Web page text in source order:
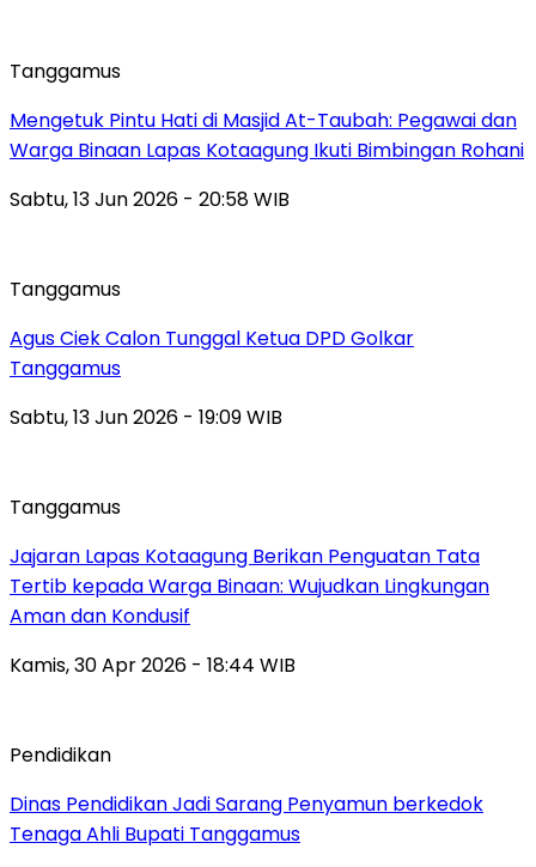
Tanggamus
Mengetuk Pintu Hati di Masjid At-Taubah: Pegawai dan
Warga Binaan Lapas Kotaagung Ikuti Bimbingan Rohani
Sabtu, 13 Jun 2026 - 20:58 WIB
Tanggamus
Agus Ciek Calon Tunggal Ketua DPD Golkar
Tanggamus
Sabtu, 13 Jun 2026 - 19:09 WIB
Tanggamus
Jajaran Lapas Kotaagung Berikan Penguatan Tata
Tertib kepada Warga Binaan: Wujudkan Lingkungan
Aman dan Kondusif
Kamis, 30 Apr 2026 - 18:44 WIB
Pendidikan
Dinas Pendidikan Jadi Sarang Penyamun berkedok
Tenaga Ahli Bupati Tanggamus